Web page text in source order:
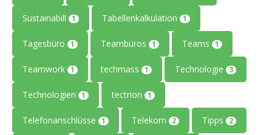
Sustainabill 1 Tabellenkalkulation 1
Tagesbüro 1 Teambüros 1 Teams 1
Teamwork 1 techmass 1 Technologie 3
Technologien 1 tectrion 1
Telefonanschlüsse 1 Telekom 2 Tipps 2